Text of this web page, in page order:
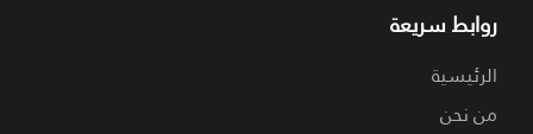
روابط سريعة
الرئيسية
من نحن